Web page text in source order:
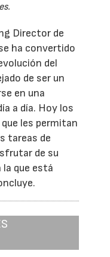
Director de
ha convertido
del
de ser un
en una
a día. Hoy los
les permitan
tareas de
de su
la que está